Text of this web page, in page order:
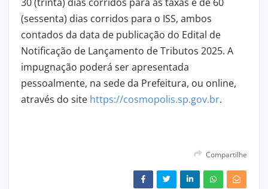
(sessenta) dias corridos para o ISS, ambos
contados da data de publicação do Edital de
Notificação de Lançamento de Tributos 2025. A
impugnação poderá ser apresentada
pessoalmente, na sede da Prefeitura, ou online,
através do site https://cosmopolis.sp.gov.br.
Compartilhe